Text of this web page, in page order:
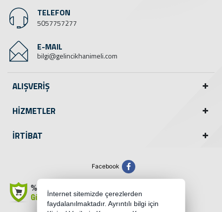
TELEFON
5057757277
E-MAIL
bilgi@gelincikhanimeli.com
ALIŞVERİŞ
HİZMETLER
İRTİBAT
Facebook
İnternet sitemizde çerezlerden
faydalanılmaktadır. Ayrıntılı bilgi için